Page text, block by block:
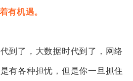
有机遇。
了，大数据时代到了，网络
有各种担忧，但是你一旦抓住